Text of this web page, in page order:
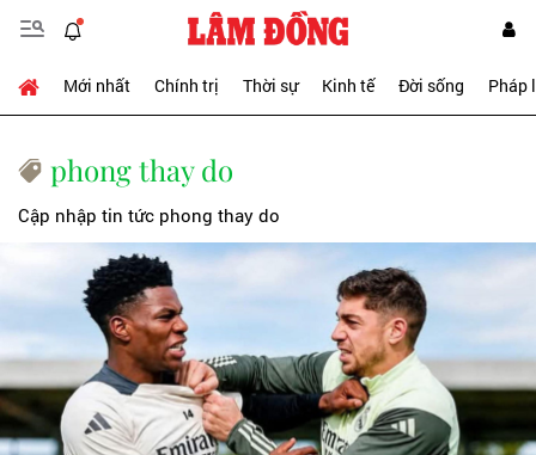
Mới nhất Chính trị Thời sự Kinh tế Đời sống Pháp
phong thay do
Cập nhập tin tức phong thay do